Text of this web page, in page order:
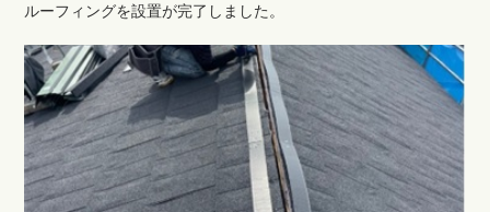
ルーフィングを設置が完了しました。